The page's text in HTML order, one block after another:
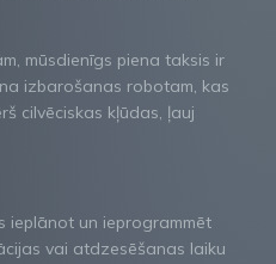
mūsdienīgs piena taksis ir
izbarošanas robotam, kas
cilvēciskas kļūdas, ļauj
ieplānot un ieprogrammēt
vai atdzesēšanas laiku